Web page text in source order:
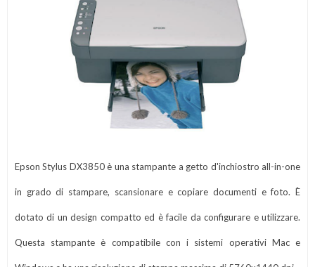
Epson Stylus DX3850 è una stampante a getto d'inchiostro all-in-one
in grado di stampare, scansionare e copiare documenti e foto. È
dotato di un design compatto ed è facile da configurare e utilizzare.
Questa stampante è compatibile con i sistemi operativi Mac e